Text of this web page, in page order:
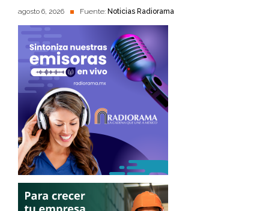
agosto 6, 2026 Fuente: Noticias Radiorama